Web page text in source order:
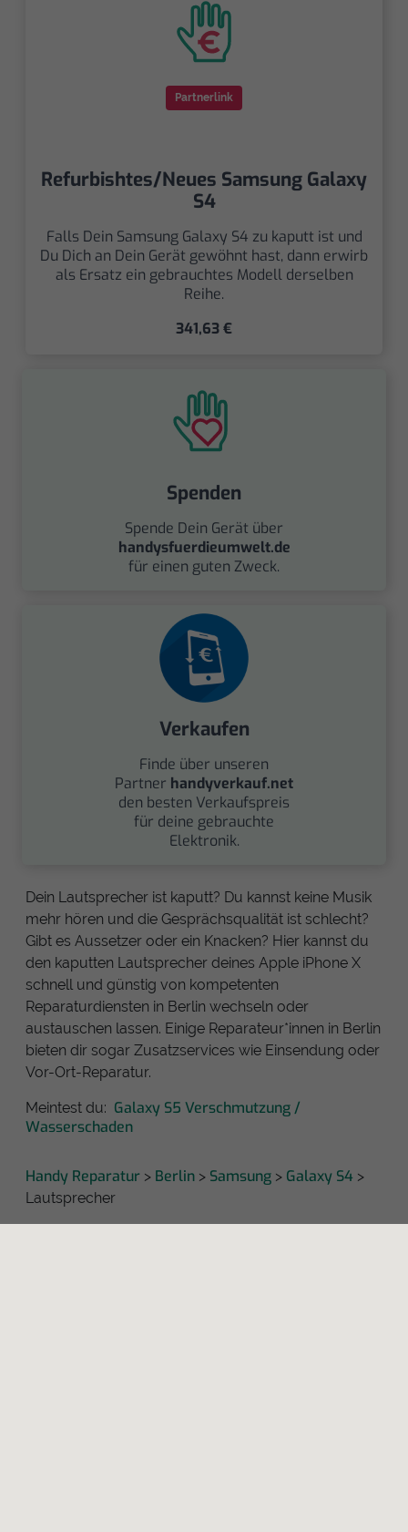
Partnerlink
Refurbishtes/Neues Samsung Galaxy
S4
Falls Dein Samsung Galaxy S4 zu kaputt ist und
Du Dich an Dein Gerät gewöhnt hast, dann erwirb
als Ersatz ein gebrauchtes Modell derselben
Reihe.
341,63 €
Spenden
Spende Dein Gerät über
handysfuerdieumwelt.de
für einen guten Zweck.
Verkaufen
Finde über unseren
Partner handyverkauf.net
den besten Verkaufspreis
für deine gebrauchte
Elektronik.
Dein Lautsprecher ist kaputt? Du kannst keine Musik
mehr hören und die Gesprächsqualität ist schlecht?
Gibt es Aussetzer oder ein Knacken? Hier kannst du
den kaputten Lautsprecher deines Apple iPhone X
schnell und günstig von kompetenten
Reparaturdiensten in Berlin wechseln oder
austauschen lassen. Einige Reparateur*innen in Berlin
bieten dir sogar Zusatzservices wie Einsendung oder
Vor-Ort-Reparatur.
Meintest du: Galaxy S5 Verschmutzung /
Wasserschaden
Handy Reparatur > Berlin > Samsung > Galaxy S4 >
Lautsprecher